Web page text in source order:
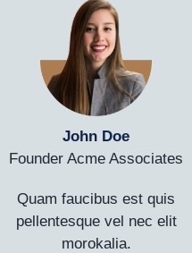
John Doe
Founder Acme Associates
Quam faucibus est quis
pellentesque vel nec elit
morokalia.